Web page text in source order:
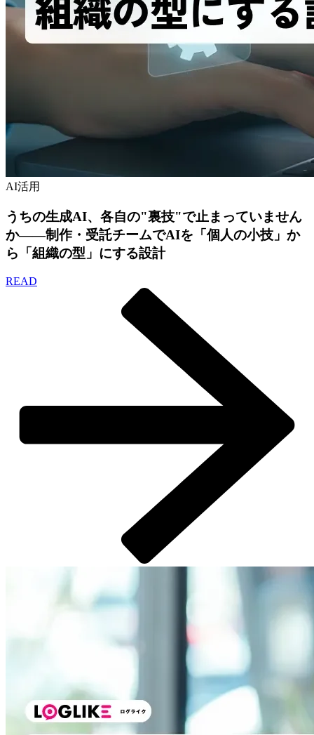
AI活用
うちの生成AI、各自の"裏技"で止まっていません
か——制作・受託チームでAIを「個人の小技」か
ら「組織の型」にする設計
READ